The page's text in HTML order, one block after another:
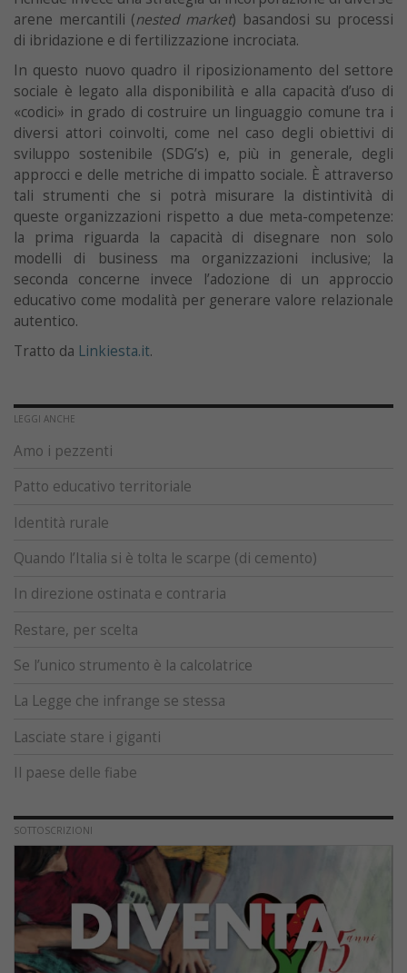
arene mercantili (nested market) basandosi su processi
di ibridazione e di fertilizzazione incrociata.
In questo nuovo quadro il riposizionamento del settore
sociale è legato alla disponibilità e alla capacità d’uso di
«codici» in grado di costruire un linguaggio comune tra i
diversi attori coinvolti, come nel caso degli obiettivi di
sviluppo sostenibile (SDG’s) e, più in generale, degli
approcci e delle metriche di impatto sociale. È attraverso
tali strumenti che si potrà misurare la distintività di
queste organizzazioni rispetto a due meta-competenze:
la prima riguarda la capacità di disegnare non solo
modelli di business ma organizzazioni inclusive; la
seconda concerne invece l’adozione di un approccio
educativo come modalità per generare valore relazionale
autentico.
Tratto da Linkiesta.it.
LEGGI ANCHE
Amo i pezzenti
Patto educativo territoriale
Identità rurale
Quando l’Italia si è tolta le scarpe (di cemento)
In direzione ostinata e contraria
Restare, per scelta
Se l’unico strumento è la calcolatrice
La Legge che infrange se stessa
Lasciate stare i giganti
Il paese delle fiabe
SOTTOSCRIZIONI